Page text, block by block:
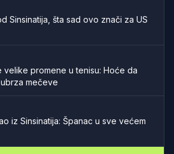
Sinsinatija, šta sad ovo znači za US
promene u tenisu: Hoće da
mečeve
iz Sinsinatija: Španac u sve većem